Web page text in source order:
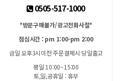
0505-517-1000
*방문구매불가/광고전화사절*
점심시간 : pm 1:00-pm 2:00
금일 오후3시이전 주문결제시 당일출고
평일 10:00~15:00
토,일,공휴일 : 휴무